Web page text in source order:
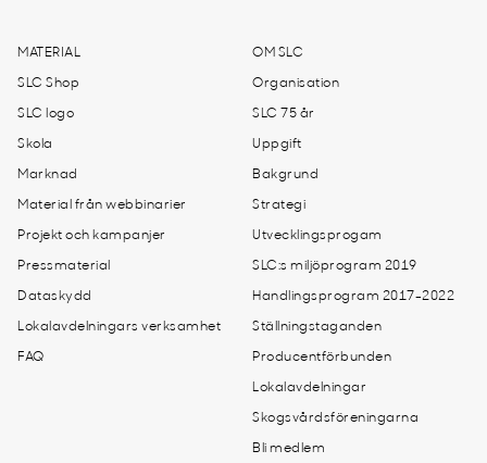
MATERIAL
SLC Shop
SLC logo
Skola
Marknad
Material från webbinarier
Projekt och kampanjer
Pressmaterial
Dataskydd
Lokalavdelningars verksamhet
FAQ
OM SLC
Organisation
SLC 75 år
Uppgift
Bakgrund
Strategi
Utvecklingsprogam
SLC:s miljöprogram 2019
Handlingsprogram 2017-2022
Ställningstaganden
Producentförbunden
Lokalavdelningar
Skogsvårdsföreningarna
Bli medlem